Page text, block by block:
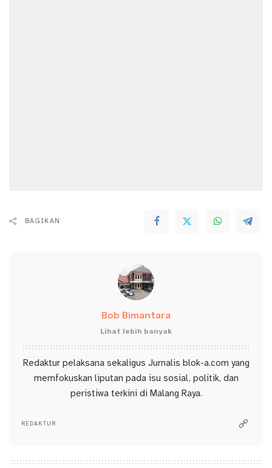
BAGIKAN
Bob Bimantara
Lihat lebih banyak
Redaktur pelaksana sekaligus Jurnalis blok-a.com yang
memfokuskan liputan pada isu sosial, politik, dan
peristiwa terkini di Malang Raya.
REDAKTUR